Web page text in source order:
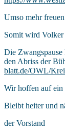
Umso mehr
Somit wird Volker
Die Zwangspause
den Abriss der
blatt.de/OWL/
Wir hoffen auf ein
Bleibt heiter und
der Vorstand